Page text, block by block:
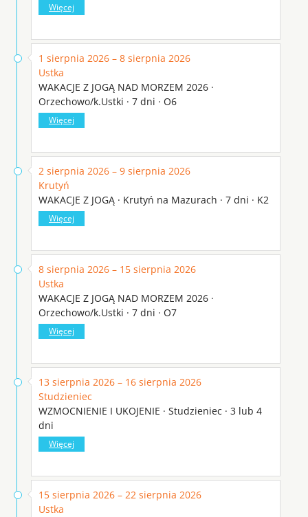
Więcej
1 sierpnia 2026 – 8 sierpnia 2026
Ustka
WAKACJE Z JOGĄ NAD MORZEM 2026 ·
Orzechowo/k.Ustki · 7 dni · O6
Więcej
2 sierpnia 2026 – 9 sierpnia 2026
Krutyń
WAKACJE Z JOGĄ · Krutyń na Mazurach · 7 dni · K2
Więcej
8 sierpnia 2026 – 15 sierpnia 2026
Ustka
WAKACJE Z JOGĄ NAD MORZEM 2026 ·
Orzechowo/k.Ustki · 7 dni · O7
Więcej
13 sierpnia 2026 – 16 sierpnia 2026
Studzieniec
WZMOCNIENIE I UKOJENIE · Studzieniec · 3 lub 4
dni
Więcej
15 sierpnia 2026 – 22 sierpnia 2026
Ustka